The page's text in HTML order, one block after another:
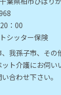
：00
シッター保険
我孫子市、その
ト介護にお伺い
合わせ下さい。